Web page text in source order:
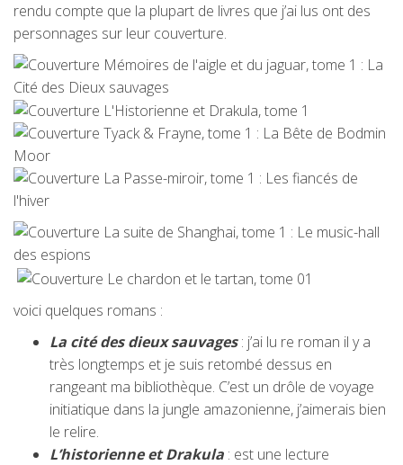
rendu compte que la plupart de livres que j’ai lus ont des
personnages sur leur couverture.
voici quelques romans :
La cité des dieux sauvages: j’ai lu re roman il y a
très longtemps et je suis retombé dessus en
rangeant ma bibliothèque. C’est un drôle de voyage
initiatique dans la jungle amazonienne, j’aimerais bien
le relire.
L’historienne et Drakula : est une lecture